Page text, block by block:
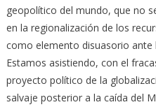
geopolítico del mundo, que no
en la regionalización de los
como elemento disuasorio ante
Estamos asistiendo, con el
proyecto político de la
salvaje posterior a la caída del